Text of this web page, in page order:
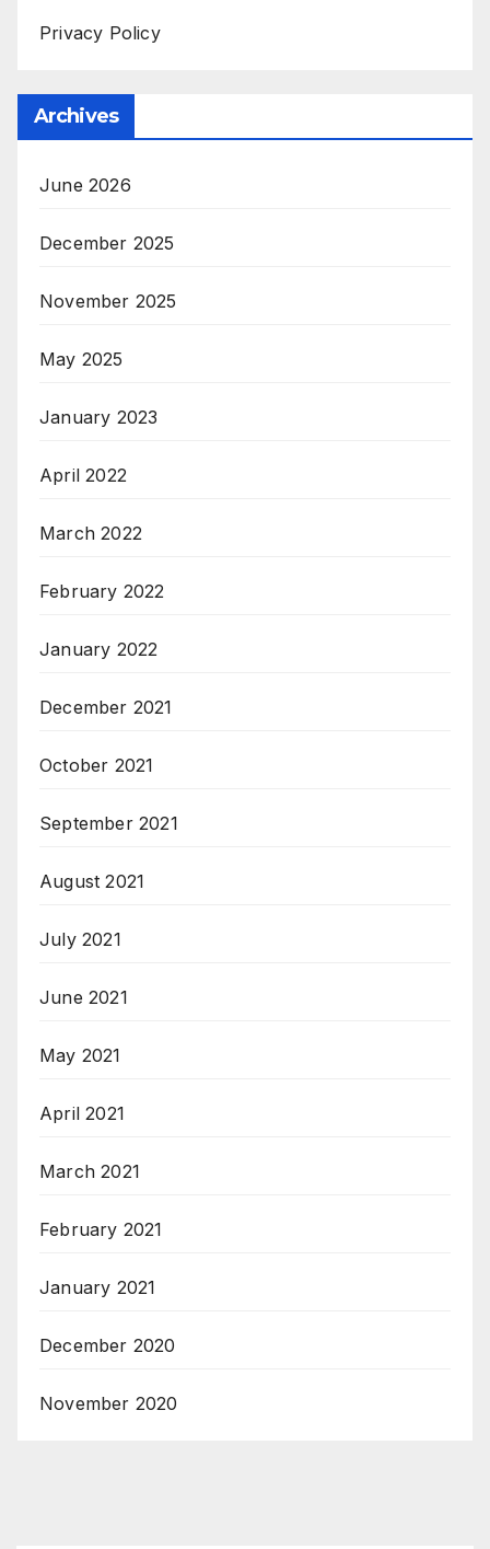
Privacy Policy
Archives
June 2026
December 2025
November 2025
May 2025
January 2023
April 2022
March 2022
February 2022
January 2022
December 2021
October 2021
September 2021
August 2021
July 2021
June 2021
May 2021
April 2021
March 2021
February 2021
January 2021
December 2020
November 2020